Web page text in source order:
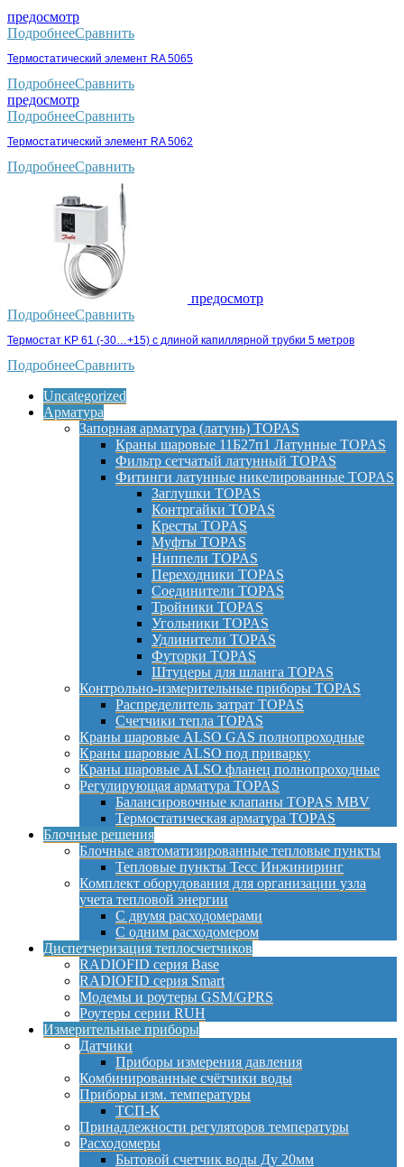
предосмотр
ПодробнееСравнить
Термостатический элемент RA 5065
ПодробнееСравнить
предосмотр
ПодробнееСравнить
Термостатический элемент RA 5062
ПодробнееСравнить
предосмотр
ПодробнееСравнить
Термостат KP 61 (-30…+15) с длиной капиллярной трубки 5 метров
ПодробнееСравнить
Uncategorized
Арматура
Запорная арматура (латунь) TOPAS
Краны шаровые 11Б27п1 Латунные TOPAS
Фильтр сетчатый латунный TOPAS
Фитинги латунные никелированные TOPAS
Заглушки TOPAS
Контргайки TOPAS
Кресты TOPAS
Муфты TOPAS
Ниппели TOPAS
Переходники TOPAS
Соединители TOPAS
Тройники TOPAS
Угольники TOPAS
Удлинители TOPAS
Футорки TOPAS
Штуцеры для шланга TOPAS
Контрольно-измерительные приборы TOPAS
Распределитель затрат TOPAS
Счетчики тепла TOPAS
Краны шаровые ALSO GAS полнопроходные
Краны шаровые ALSO под приварку
Краны шаровые ALSO фланец полнопроходные
Регулирующая арматура TOPAS
Балансировочные клапаны TOPAS MBV
Термостатическая арматура TOPAS
Блочные решения
Блочные автоматизированные тепловые пункты
Тепловые пункты Тесс Инжиниринг
Комплект оборудования для организации узла
учета тепловой энергии
С двумя расходомерами
С одним расходомером
Диспетчеризация теплосчетчиков
RADIOFID серия Base
RADIOFID серия Smart
Модемы и роутеры GSM/GPRS
Роутеры серии RUH
Измерительные приборы
Датчики
Приборы измерения давления
Комбинированные счётчики воды
Приборы изм. температуры
ТСП-К
Принадлежности регуляторов температуры
Расходомеры
Бытовой счетчик воды Ду 20мм